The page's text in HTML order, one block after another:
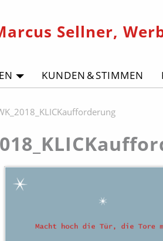
Sellner,
KUNDEN & STIMMEN